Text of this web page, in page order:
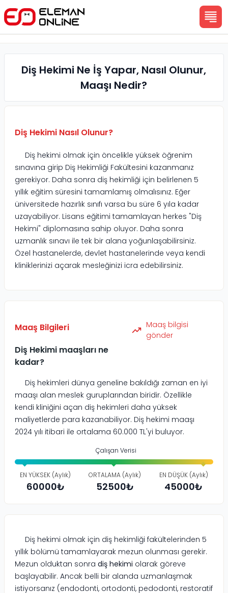
Diş Hekimi Ne İş Yapar, Nasıl Olunur,
Maaşı Nedir?
Diş Hekimi Nasıl Olunur?
Diş hekimi olmak için öncelikle yüksek öğrenim
sınavına girip Diş Hekimliği Fakültesini kazanmanız
gerekiyor. Daha sonra diş hekimliği için belirlenen 5
yıllık eğitim süresini tamamlamış olmalısınız. Eğer
üniversitede hazırlık sınıfı varsa bu süre 6 yıla kadar
uzayabiliyor. Lisans eğitimi tamamlayan herkes "Diş
Hekimi" diplomasına sahip oluyor. Daha sonra
uzmanlık sınavı ile tek bir alana yoğunlaşabilirsiniz.
Özel hastanelerde, devlet hastanelerinde veya kendi
kliniklerinizi açarak mesleğinizi icra edebilirsiniz.
Maaş Bilgileri
Diş Hekimi maaşları ne
kadar?
Maaş bilgisi
gönder
Diş hekimleri dünya geneline bakıldığı zaman en iyi
maaşı alan meslek guruplarından biridir. Özellikle
kendi kliniğini açan diş hekimleri daha yüksek
maliyetlerde para kazanabiliyor. Diş hekimi maaşı
2024 yılı itibari ile ortalama 60.000 TL'yi buluyor.
EN YÜKSEK (Aylık)
60000₺
ORTALAMA (Aylık)
52500₺
EN DÜŞÜK (Aylık)
45000₺
Çalışan Verisi
Diş hekimi olmak için diş hekimliği fakültelerinden 5
yıllık bölümü tamamlayarak mezun olunması gerekir.
Mezun olduktan sonra diş hekimi olarak göreve
başlayabilir. Ancak belli bir alanda uzmanlaşmak
istiyorsanız (endodonti, ortodonti, pedodonti, restoratif